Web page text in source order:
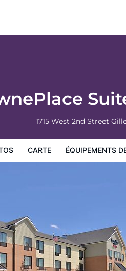
1715 West 2nd Street
CARTE ÉQUIPEMENTS